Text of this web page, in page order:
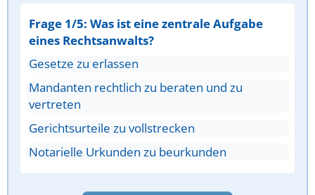
Frage 1/5: Was ist eine zentrale Aufgabe
eines Rechtsanwalts?
Gesetze zu erlassen
Mandanten rechtlich zu beraten und zu
vertreten
Gerichtsurteile zu vollstrecken
Notarielle Urkunden zu beurkunden